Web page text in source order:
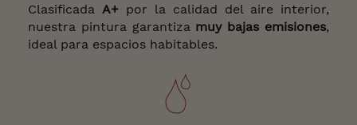
Clasificada A+por la calidad del aire interior,
nuestra pintura garantiza muy bajas emisiones,
ideal para espacios habitables.